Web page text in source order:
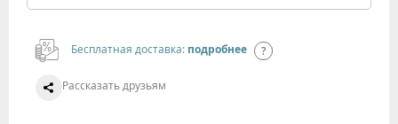
Бесплатная доставка: подробнее
Рассказать друзьям